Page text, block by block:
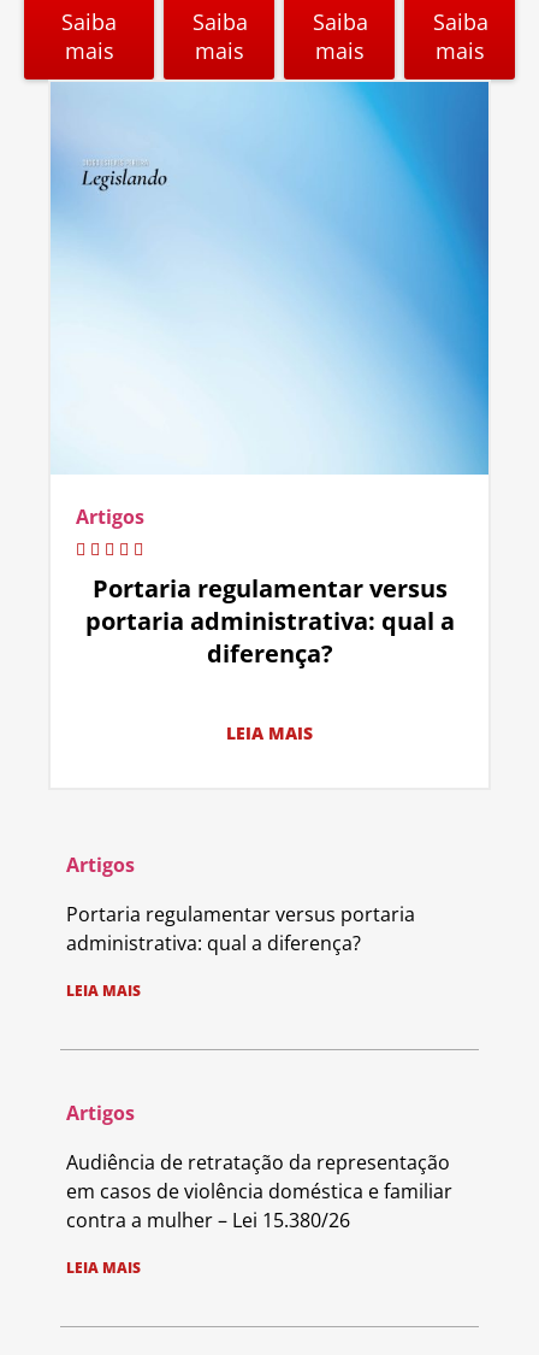
Saiba
mais
Saiba
mais
Saiba
mais
Saiba
mais
Artigos
Portaria regulamentar versus
portaria administrativa: qual a
diferença?
LEIA MAIS
Artigos
Portaria regulamentar versus portaria
administrativa: qual a diferença?
LEIA MAIS
Artigos
Audiência de retratação da representação
em casos de violência doméstica e familiar
contra a mulher – Lei 15.380/26
LEIA MAIS